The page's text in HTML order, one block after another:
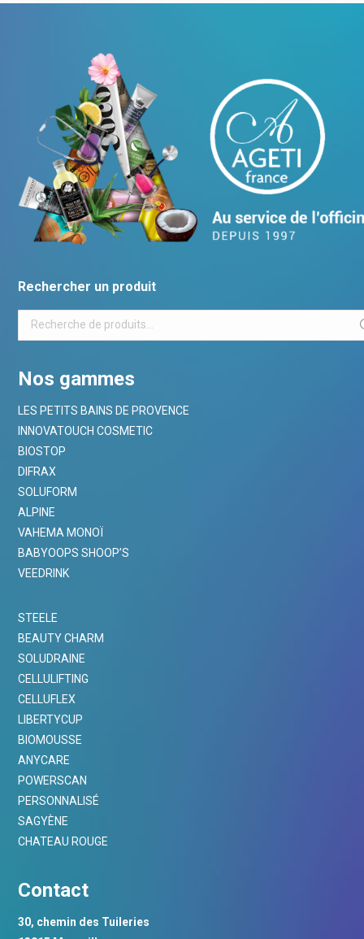
Rechercher un produit
Nos gammes
LES PETITS BAINS DE PROVENCE
INNOVATOUCH COSMETIC
BIOSTOP
DIFRAX
SOLUFORM
ALPINE
VAHEMA MONOÏ
BABYOOPS SHOOP’S
VEEDRINK
STEELE
BEAUTY CHARM
SOLUDRAINE
CELLULIFTING
CELLUFLEX
LIBERTYCUP
BIOMOUSSE
ANYCARE
POWERSCAN
PERSONNALISÉ
SAGYÈNE
CHATEAU ROUGE
Contact
30, chemin des Tuileries